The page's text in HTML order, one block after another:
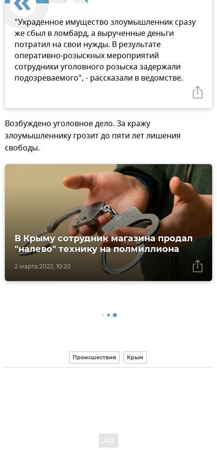
"Украденное имущество злоумышленник сразу
же сбыл в ломбард, а вырученные деньги
потратил на свои нужды. В результате
оперативно-розыскных мероприятий
сотрудники уголовного розыска задержали
подозреваемого", - рассказали в ведомстве.
Возбуждено уголовное дело. За кражу
злоумышленнику грозит до пяти лет лишения
свободы.
2 марта 2022, 10:20
В Крыму сотрудник магазина продал
"налево" технику на полмиллиона
Происшествия Крым